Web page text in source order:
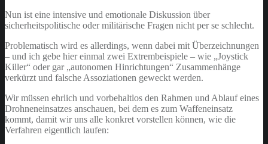
Nun ist eine intensive und emotionale Diskussion über
sicherheitspolitische oder militärische Fragen nicht per se schlecht.
Problematisch wird es allerdings, wenn dabei mit Überzeichnungen
– und ich gebe hier einmal zwei Extrembeispiele – wie „Joystick
Killer“ oder gar „autonomen Hinrichtungen“ Zusammenhänge
verkürzt und falsche Assoziationen geweckt werden.
Wir müssen ehrlich und vorbehaltlos den Rahmen und Ablauf eines
Drohneneinsatzes anschauen, bei dem es zum Waffeneinsatz
kommt, damit wir uns alle konkret vorstellen können, wie die
Verfahren eigentlich laufen: